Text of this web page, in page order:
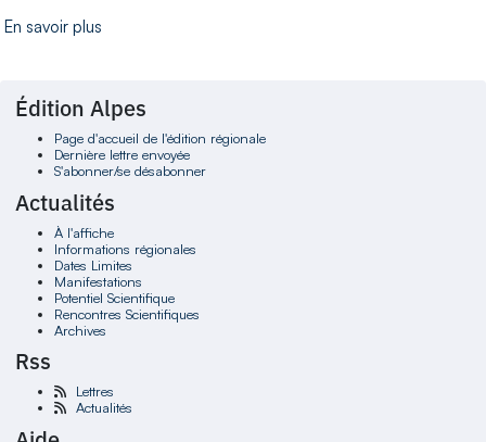
En savoir plus
Édition Alpes
Page d'accueil de l'édition régionale
Dernière lettre envoyée
S'abonner/se désabonner
Actualités
À l'affiche
Informations régionales
Dates Limites
Manifestations
Potentiel Scientifique
Rencontres Scientifiques
Archives
Rss
Lettres
Actualités